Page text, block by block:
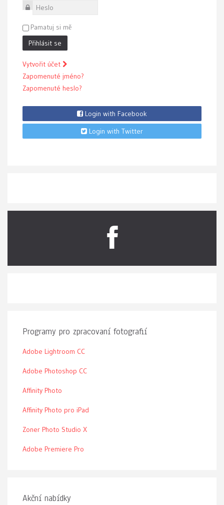
Heslo
Pamatuj si mě
Přihlásit se
Vytvořit účet
Zapomenuté jméno?
Zapomenuté heslo?
Login with Facebook
Login with Twitter
Programy pro zpracovaní fotografií
Adobe Lightroom CC
Adobe Photoshop CC
Affinity Photo
Affinity Photo pro iPad
Zoner Photo Studio X
Adobe Premiere Pro
Akční nabídky